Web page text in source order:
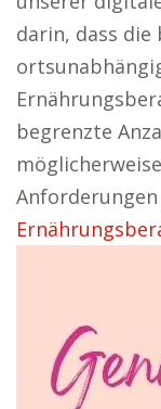
darin, dass
begrenzte